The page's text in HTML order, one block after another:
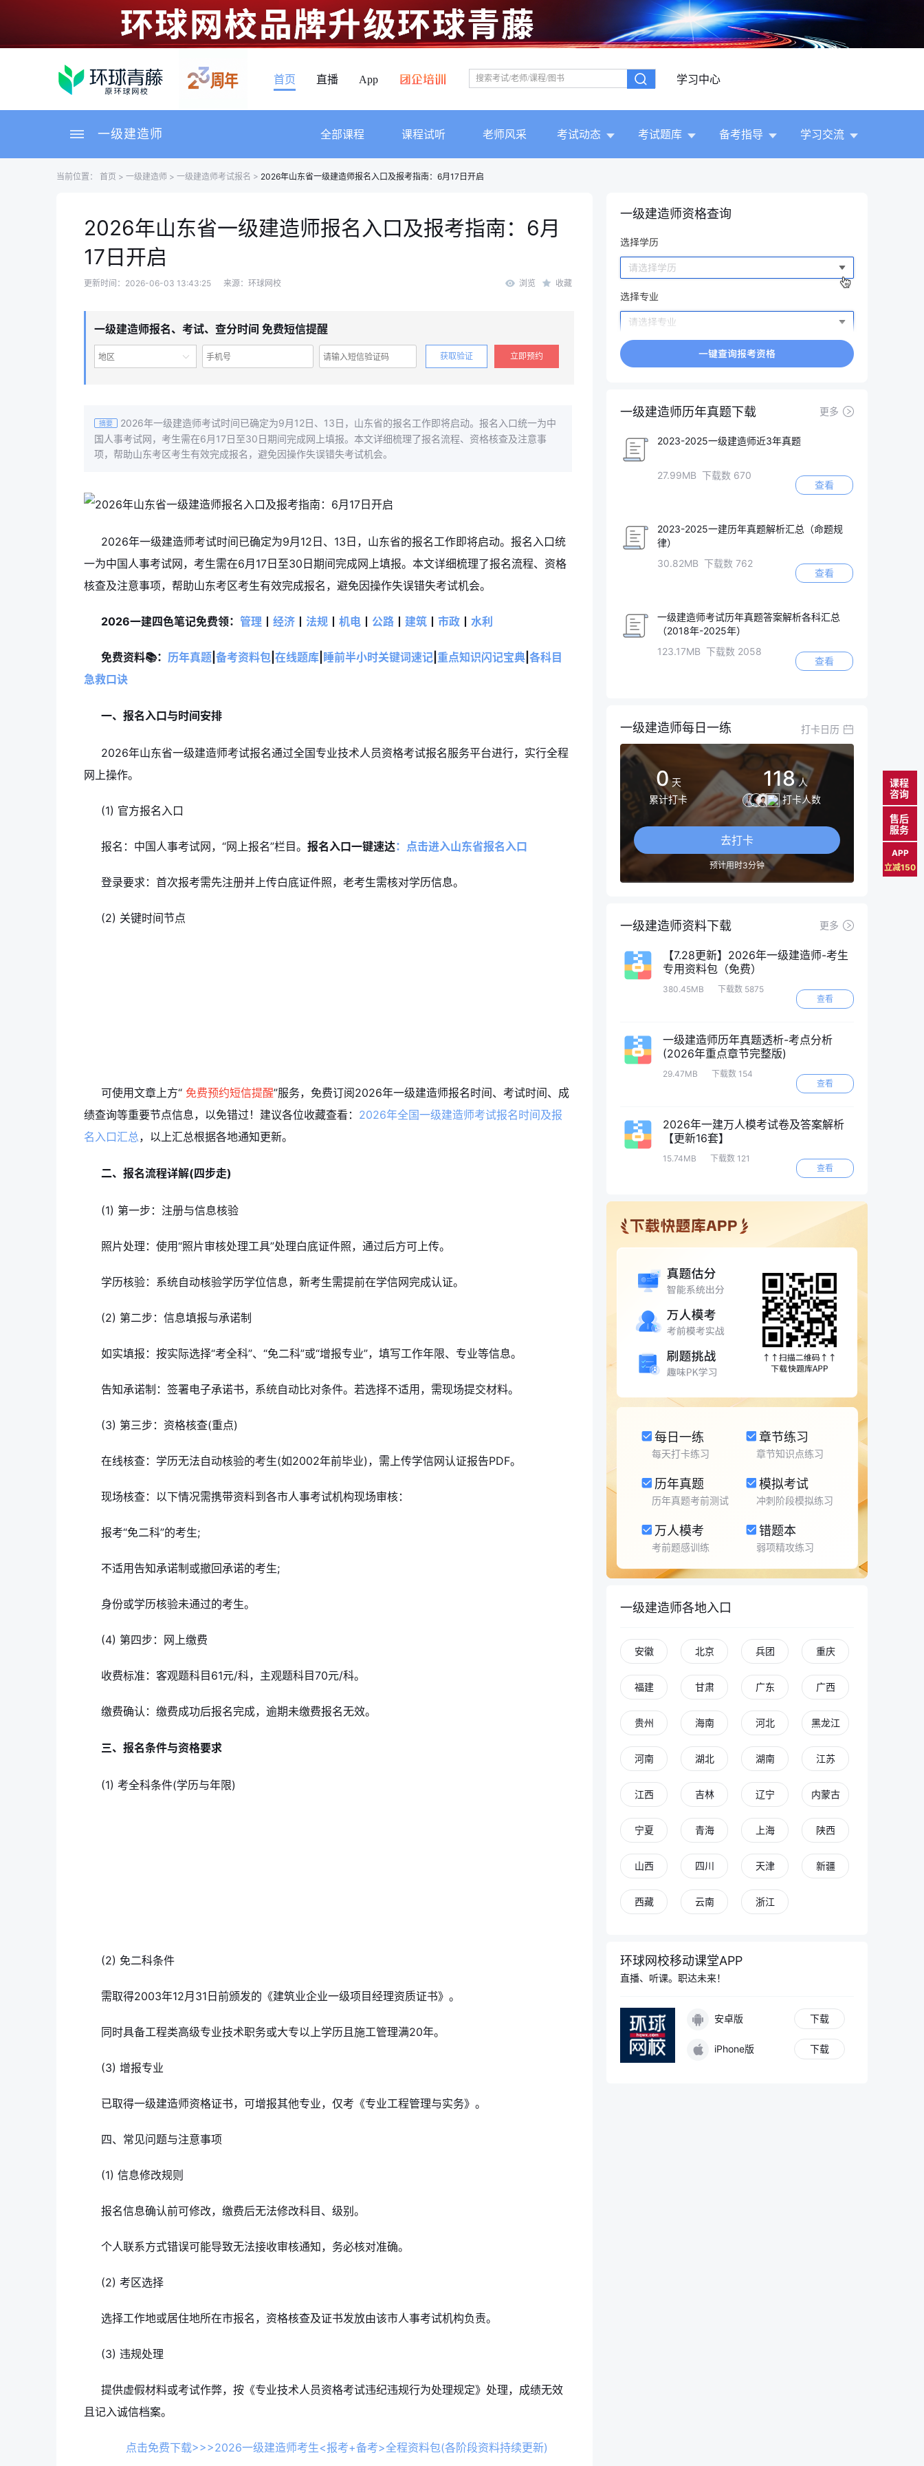
首页 直播 App 学习中心
一级建造师 全部课程 课程试听 老师风采 考试动态 考试题库 备考指导 学习交流
当前位置： 首页 > 一级建造师 > 一级建造师考试报名 > 2026年山东省一级建造师报名入口及报考指南：6月17日开启
2026年山东省一级建造师报名入口及报考指南：6月
17日开启
更新时间：2026-06-03 13:43:25 来源：环球网校 浏览 收藏
一级建造师报名、考试、查分时间 免费短信提醒
地区 获取验证 立即预约
摘要
2026年一级建造师考试时间已确定为9月12日、13日，山东省的报名工作即将启动。报名入口统一为中
国人事考试网，考生需在6月17日至30日期间完成网上填报。本文详细梳理了报名流程、资格核查及注意事
项，帮助山东考区考生有效完成报名，避免因操作失误错失考试机会。
2026年一级建造师考试时间已确定为9月12日、13日，山东省的报名工作即将启动。报名入口统
一为中国人事考试网，考生需在6月17日至30日期间完成网上填报。本文详细梳理了报名流程、资格
核查及注意事项，帮助山东考区考生有效完成报名，避免因操作失误错失考试机会。
2026一建四色笔记免费领： 管理 经济 法规 机电 公路 建筑 市政 水利
免费资料📚： 历年真题 备考资料包 在线题库 睡前半小时关键词速记 重点知识闪记宝典 各科目
急救口诀
一、报名入口与时间安排
2026年山东省一级建造师考试报名通过全国专业技术人员资格考试报名服务平台进行，实行全程
网上操作。
(1) 官方报名入口
报名：中国人事考试网，“网上报名”栏目。 报名入口一键速达：点击进入山东省报名入口
登录要求：首次报考需先注册并上传白底证件照，老考生需核对学历信息。
(2) 关键时间节点
可使用文章上方“ 免费预约短信提醒”服务，免费订阅2026年一级建造师报名时间、考试时间、成
绩查询等重要节点信息，以免错过！建议各位收藏查看： 2026年全国一级建造师考试报名时间及报
名入口汇总，以上汇总根据各地通知更新。
二、报名流程详解(四步走)
(1) 第一步：注册与信息核验
照片处理：使用“照片审核处理工具”处理白底证件照，通过后方可上传。
学历核验：系统自动核验学历学位信息，新考生需提前在学信网完成认证。
(2) 第二步：信息填报与承诺制
如实填报：按实际选择“考全科”、“免二科”或“增报专业”，填写工作年限、专业等信息。
告知承诺制：签署电子承诺书，系统自动比对条件。若选择不适用，需现场提交材料。
(3) 第三步：资格核查(重点)
在线核查：学历无法自动核验的考生(如2002年前毕业)，需上传学信网认证报告PDF。
现场核查：以下情况需携带资料到各市人事考试机构现场审核：
报考“免二科”的考生;
不适用告知承诺制或撤回承诺的考生;
身份或学历核验未通过的考生。
(4) 第四步：网上缴费
收费标准：客观题科目61元/科，主观题科目70元/科。
缴费确认：缴费成功后报名完成，逾期未缴费报名无效。
三、报名条件与资格要求
(1) 考全科条件(学历与年限)
(2) 免二科条件
需取得2003年12月31日前颁发的《建筑业企业一级项目经理资质证书》。
同时具备工程类高级专业技术职务或大专以上学历且施工管理满20年。
(3) 增报专业
已取得一级建造师资格证书，可增报其他专业，仅考《专业工程管理与实务》。
四、常见问题与注意事项
(1) 信息修改规则
报名信息确认前可修改，缴费后无法修改科目、级别。
个人联系方式错误可能导致无法接收审核通知，务必核对准确。
(2) 考区选择
选择工作地或居住地所在市报名，资格核查及证书发放由该市人事考试机构负责。
(3) 违规处理
提供虚假材料或考试作弊，按《专业技术人员资格考试违纪违规行为处理规定》处理，成绩无效
且记入诚信档案。
点击免费下载>>>2026一级建造师考生<报考+备考>全程资料包(各阶段资料持续更新)
一级建造师资格查询
一级建造师历年真题下载 更多
2023-2025一级建造师近3年真题
27.99MB 下载数 670
查看
2023-2025一建历年真题解析汇总（命题规
律）
30.82MB 下载数 762
查看
一级建造师考试历年真题答案解析各科汇总
（2018年-2025年）
123.17MB 下载数 2058
查看
一级建造师每日一练 打卡日历
0 天
累计打卡
118 人
打卡人数
去打卡
预计用时3分钟
一级建造师资料下载 更多
【7.28更新】2026年一级建造师-考生
专用资料包（免费）
380.45MB
下载数 5875
查看
一级建造师历年真题透析-考点分析
(2026年重点章节完整版)
29.47MB
下载数 154
查看
2026年一建万人模考试卷及答案解析
【更新16套】
15.74MB
下载数 121
查看
每日一练
每天打卡练习
章节练习
章节知识点练习
历年真题
历年真题考前测试
模拟考试
冲刺阶段模拟练习
万人模考
考前题感训练
错题本
弱项精攻练习
一级建造师各地入口
安徽 北京 兵团 重庆
福建 甘肃 广东 广西
贵州 海南 河北 黑龙江
河南 湖北 湖南 江苏
江西 吉林 辽宁 内蒙古
宁夏 青海 上海 陕西
山西 四川 天津 新疆
西藏 云南 浙江
环球网校移动课堂APP
直播、听课。职达未来！
安卓版 下载
iPhone版 下载
课程
咨询
售后
服务
APP
立减150